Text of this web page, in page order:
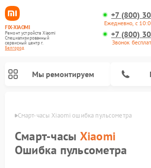
FIX-XIAOMI
Ремонт устройств Xiaomi
Специализированный
cервисный центр г.
Белгород
+7 (800)
Ежедневно, с
+7 (800)
Звонок
Мы ремонтируем
Смарт-часы Xiaomi ошибка пульсометра
Смарт-часы Xiaomi
Ошибка пульсометра